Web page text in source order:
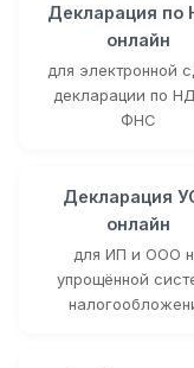
Декларация по
онлайн
для электронной
декларации по
ФНС
Декларация
онлайн
для ИП и ООО
упрощённой